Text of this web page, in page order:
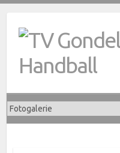
content